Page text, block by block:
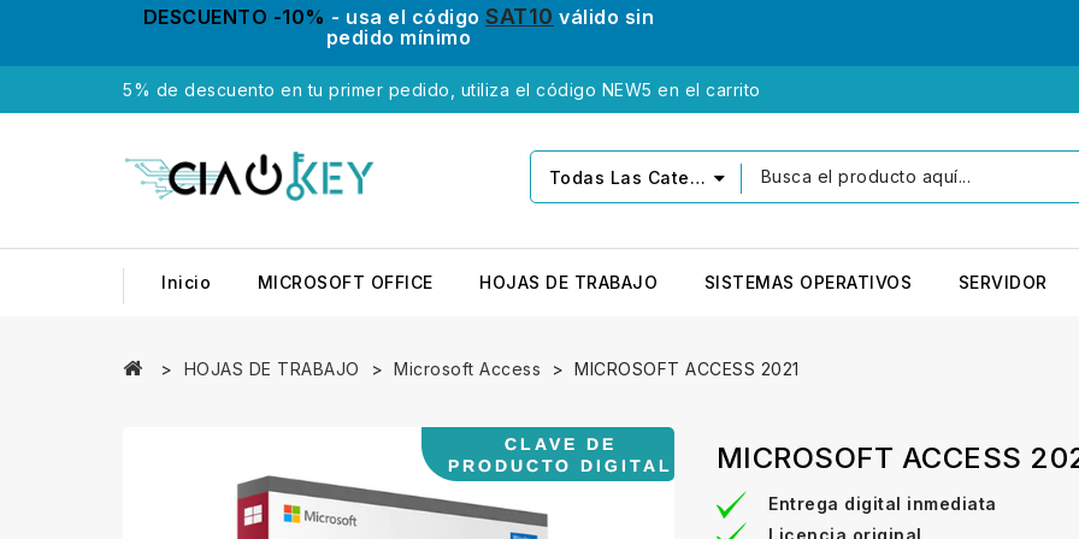
DESCUENTO -10% - usa el código SAT10 válido sin
pedido mínimo
5% de descuento en tu primer pedido, utiliza el código NEW5 en el carrito
Todas Las Categorías
Inicio MICROSOFT OFFICE HOJAS DE TRABAJO SISTEMAS OPERATIVOS SERVIDOR
HOJAS DE TRABAJO Microsoft Access MICROSOFT ACCESS 2021
MICROSOFT ACCESS
Entrega digital inmediata
Licencia original